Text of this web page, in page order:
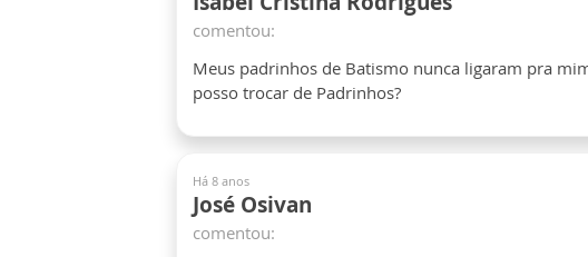
comentou:
Meus padrinhos de Batismo nunca ligaram pra
posso trocar de Padrinhos?
Há 8 anos
José Osivan
comentou: